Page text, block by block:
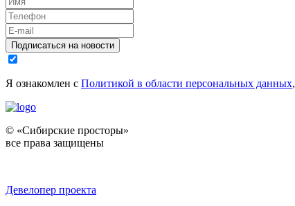
Подписаться на новости
Я ознакомлен с Политикой в области персональных данных,
© «Сибирские просторы»
все права защищены
Девелопер проекта